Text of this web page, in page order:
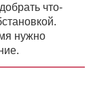
что-
нужно